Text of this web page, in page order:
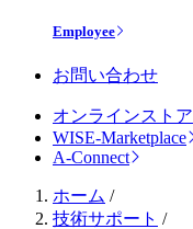
Employee
お問い合わせ
オンラインストア
WISE-Marketplace
A-Connect
ホーム /
技術サポート /